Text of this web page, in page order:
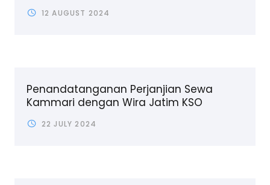
12 AUGUST 2024
Penandatanganan Perjanjian Sewa
Kammari dengan Wira Jatim KSO
22 JULY 2024